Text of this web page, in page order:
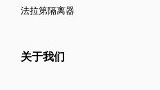
法拉第隔离器
关于我们